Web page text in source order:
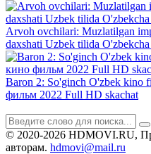
Arvoh ovchilari: Muzlatilgan
daxshati Uzbek tilida
Baron 2: So'ginch O'zbek kino
фильм 2022 Full HD skachat
© 2020-2026 HDMOVI.RU,
авторам. hdmovi@mail.ru